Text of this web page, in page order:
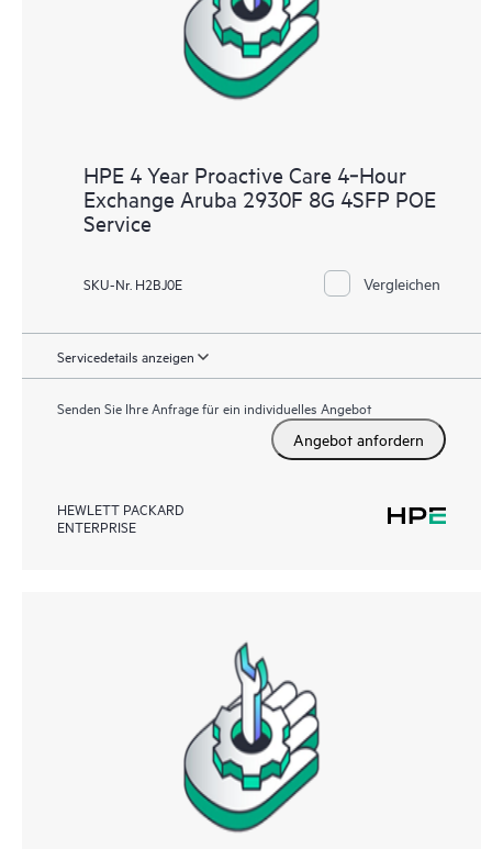
HPE 4 Year Proactive Care 4‑Hour
Exchange Aruba 2930F 8G 4SFP POE
Service
SKU-Nr. H2BJ0E Vergleichen
Servicedetails anzeigen
Senden Sie Ihre Anfrage für ein individuelles Angebot
Angebot anfordern
HEWLETT PACKARD
ENTERPRISE